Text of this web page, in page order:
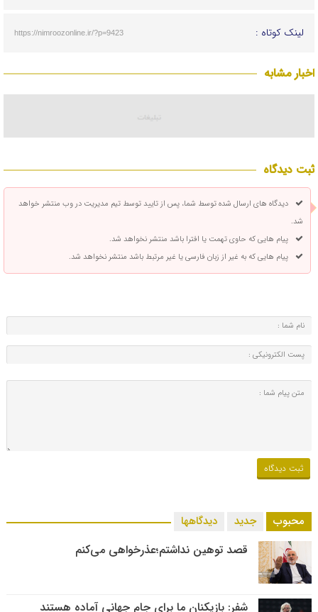
لینک کوتاه : https://nimroozonline.ir/?p=9423
اخبار مشابه
ثبت دیدگاه
دیدگاه های ارسال شده توسط شما، پس از تایید توسط تیم مدیریت در وب منتشر خواهد
شد.
پیام هایی که حاوی تهمت یا افترا باشد منتشر نخواهد شد.
پیام هایی که به غیر از زبان فارسی یا غیر مرتبط باشد منتشر نخواهد شد.
محبوب جدید دیدگاهها
قصد توهین نداشتم؛عذرخواهی می‌کنم
شفر: بازیکنان ما برای جام جهانی آماده هستند